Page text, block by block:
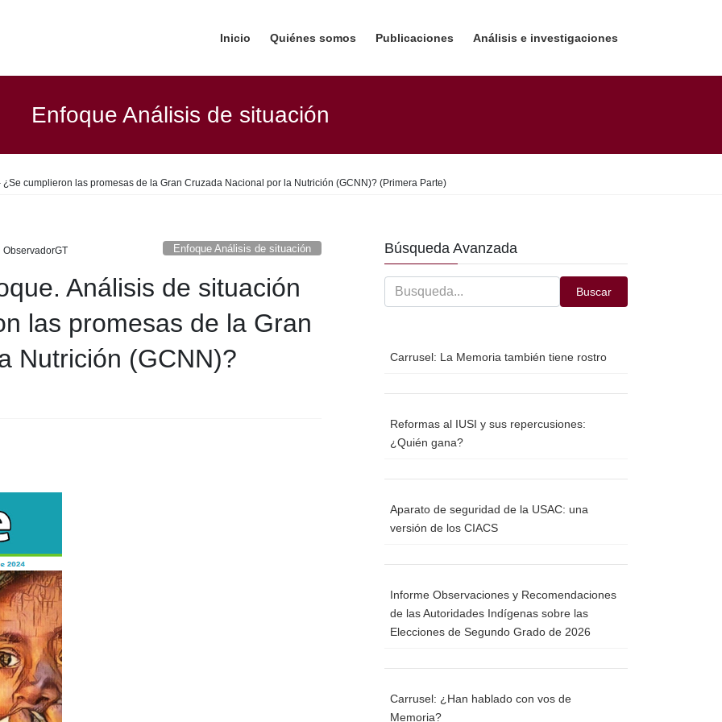
Inicio Quiénes somos Publicaciones Análisis e investigaciones
Enfoque Análisis de situación
cumplieron las promesas de la Gran Cruzada Nacional por la Nutrición (GCNN)? (Primera Parte)
ObservadorGT Enfoque Análisis de situación
Análisis de situación
las promesas de la Gran
Nutrición (GCNN)?
Búsqueda Avanzada
Buscar
Carrusel: La Memoria también tiene rostro
Reformas al IUSI y sus repercusiones:
¿Quién gana?
Aparato de seguridad de la USAC: una
versión de los CIACS
Informe Observaciones y Recomendaciones
de las Autoridades Indígenas sobre las
Elecciones de Segundo Grado de 2026
Carrusel: ¿Han hablado con vos de
Memoria?